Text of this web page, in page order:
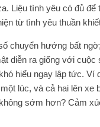
Liệu tình yêu có đủ
từ tình yêu thuần
chuyển hướng bất
diễn ra giống với
hiểu ngay lập tức.
lúc, và cả hai lên
sớm hơn? Cảm